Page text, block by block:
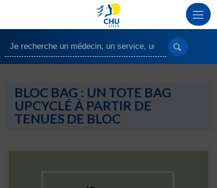
BLOC BAG : UN TOTE BAG
UPCYCLÉ À PARTIR DE
TENUES DE BLOC